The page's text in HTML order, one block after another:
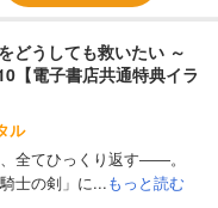
どうしても救いたい ～
【電子書店共通特典イラ
ル
全てひっくり返す――。
士の剣」に...もっと読む